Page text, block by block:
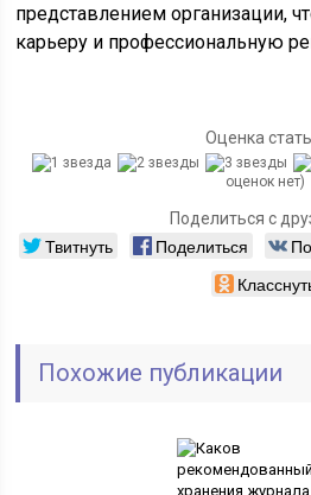
представлением организации,
карьеру и профессиональную
Оценка
оценок нет)
Поделиться с
Твитнуть Поделиться
Похожие публикации